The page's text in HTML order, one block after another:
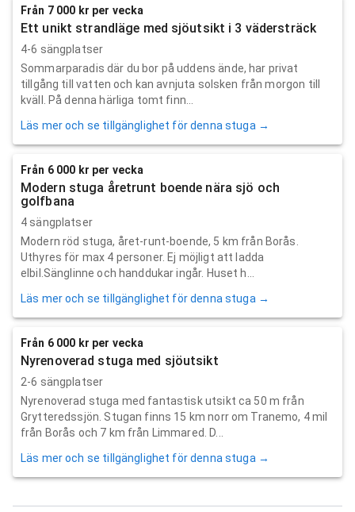
Från 7 000 kr per vecka
Ett unikt strandläge med sjöutsikt i 3 vädersträck
4-6 sängplatser
Sommarparadis där du bor på uddens ände, har privat
tillgång till vatten och kan avnjuta solsken från morgon till
kväll. På denna härliga tomt finn...
Läs mer och se tillgänglighet för denna stuga →
Från 6 000 kr per vecka
Modern stuga åretrunt boende nära sjö och
golfbana
4 sängplatser
Modern röd stuga, året-runt-boende, 5 km från Borås.
Uthyres för max 4 personer. Ej möjligt att ladda
elbil.Sänglinne och handdukar ingår. Huset h...
Läs mer och se tillgänglighet för denna stuga →
Från 6 000 kr per vecka
Nyrenoverad stuga med sjöutsikt
2-6 sängplatser
Nyrenoverad stuga med fantastisk utsikt ca 50 m från
Grytteredssjön. Stugan finns 15 km norr om Tranemo, 4 mil
från Borås och 7 km från Limmared. D...
Läs mer och se tillgänglighet för denna stuga →